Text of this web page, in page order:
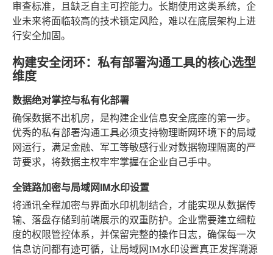
审查标准，且缺乏自主可控能力。长期使用这类系统，企
业未来将面临较高的技术锁定风险，难以在底层架构上进
行安全加固。
构建安全闭环：私有部署沟通工具的核心选型
维度
数据绝对掌控与私有化部署
确保数据不出机房，是构建企业信息安全底座的第一步。
优秀的私有部署沟通工具必须支持物理断网环境下的局域
网运行，满足金融、军工等敏感行业对数据物理隔离的严
苛要求，将数据主权牢牢掌握在企业自己手中。
全链路加密与局域网IM水印设置
将通讯全程加密与界面水印机制结合，才能实现从数据传
输、落盘存储到前端展示的双重防护。企业需要建立细粒
度的权限管控体系，并保留完整的操作日志，确保每一次
信息访问都有迹可循，让局域网IM水印设置真正发挥溯源